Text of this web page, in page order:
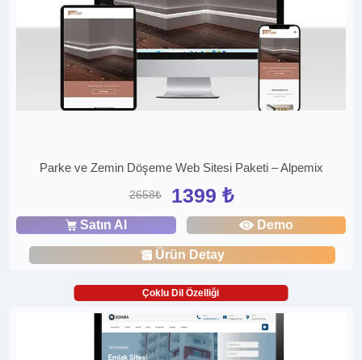
Parke ve Zemin Döşeme Web Sitesi Paketi – Alpemix
2658₺ 1399 ₺
Satın Al Demo
Ürün Detay
Çoklu Dil Özelliği